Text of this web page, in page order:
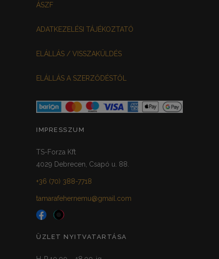
ÁSZF
ADATKEZELÉSI TÁJÉKOZTATÓ
ELÁLLÁS / VISSZAKÜLDÉS
ELÁLLÁS A SZERZŐDÉSTŐL
IMPRESSZUM
TS-Forza Kft
4029 Debrecen, Csapó u. 88.
+36 (70) 388-7718
tamarafehernemu@gmail.com
ÜZLET NYITVATARTÁSA